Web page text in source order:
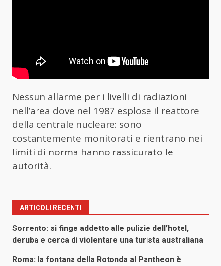
Nessun allarme per i livelli di radiazioni
nell’area dove nel 1987 esplose il reattore
della centrale nucleare: sono
costantemente monitorati e rientrano nei
limiti di norma hanno rassicurato le
autorità.
ARTICOLI RECENTI
Sorrento: si finge addetto alle pulizie dell’hotel,
deruba e cerca di violentare una turista australiana
Roma: la fontana della Rotonda al Pantheon è